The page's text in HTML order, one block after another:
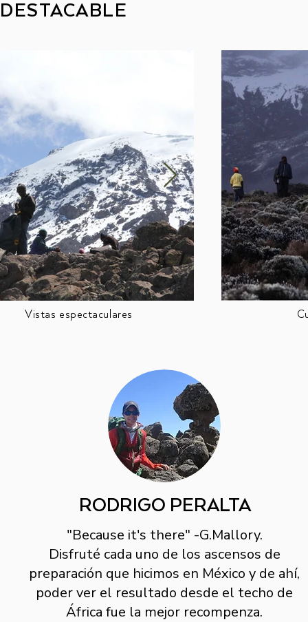
DESTACABLE
Vistas espectaculares
RODRIGO PERALTA
"Because it's there" -G.Mallory.
Disfruté cada uno de los ascensos de
preparación que hicimos en México y de ahí,
poder ver el resultado desde el techo de
África fue la mejor recompenza.